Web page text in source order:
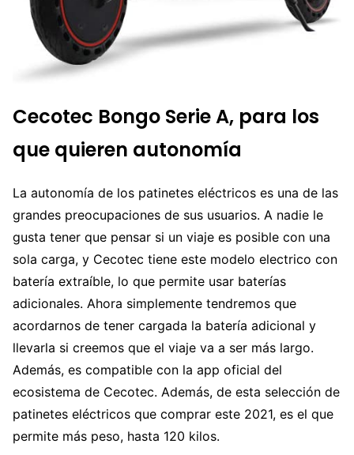
Cecotec Bongo Serie A, para los
que quieren autonomía
La autonomía de los patinetes eléctricos es una de las
grandes preocupaciones de sus usuarios. A nadie le
gusta tener que pensar si un viaje es posible con una
sola carga, y Cecotec tiene este modelo electrico con
batería extraíble, lo que permite usar baterías
adicionales. Ahora simplemente tendremos que
acordarnos de tener cargada la batería adicional y
llevarla si creemos que el viaje va a ser más largo.
Además, es compatible con la app oficial del
ecosistema de Cecotec. Además, de esta selección de
patinetes eléctricos que comprar este 2021, es el que
permite más peso, hasta 120 kilos.